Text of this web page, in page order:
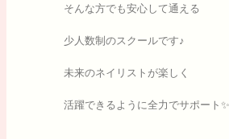
そんな方でも安心して通える
少人数制のスクールです♪
未来のネイリストが楽しく
活躍できるように全力でサポート✨